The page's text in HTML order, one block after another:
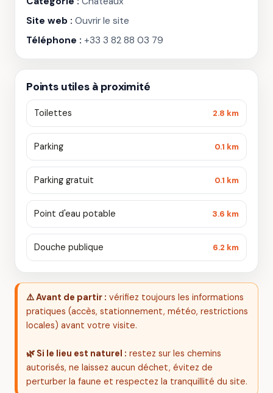
Site web : Ouvrir le site
Téléphone : +33 3 82 88 03 79
Points utiles à proximité
Toilettes 2.8 km
Parking 0.1 km
Parking gratuit 0.1 km
Point d'eau potable 3.6 km
Douche publique 6.2 km
⚠️ Avant de partir : vérifiez toujours les informations
pratiques (accès, stationnement, météo, restrictions
locales) avant votre visite.
🌿 Si le lieu est naturel : restez sur les chemins
autorisés, ne laissez aucun déchet, évitez de
perturber la faune et respectez la tranquillité du site.